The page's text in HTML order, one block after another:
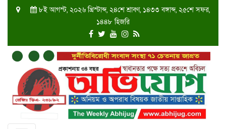
৮ই আগস্ট, ২০২৬ খ্রিস্টাব্দ, ২৪শে শ্রাবণ, ১৪৩৩ বঙ্গাব্দ, ২৫শে সফর,
১৪৪৮ হিজরি